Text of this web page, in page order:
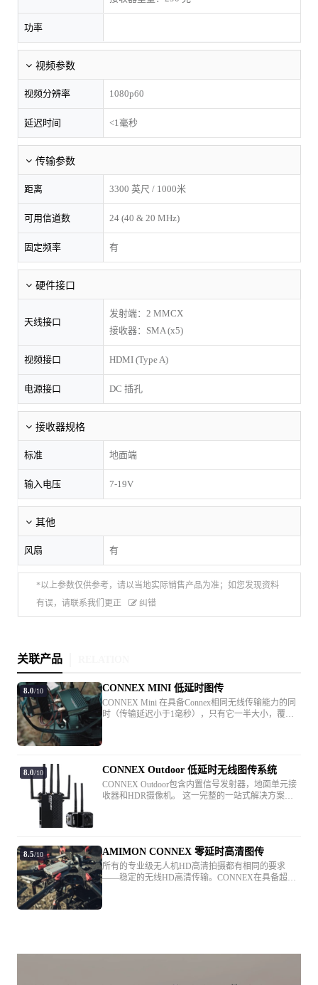
功率
视频参数
视频分辨率 1080p60
延迟时间 <1毫秒
传输参数
距离 3300 英尺 / 1000米
可用信道数 24 (40 & 20 MHz)
固定频率 有
硬件接口
天线接口
发射端：2 MMCX
接收器：SMA (x5)
视频接口 HDMI (Type A)
电源接口 DC 插孔
接收器规格
标准 地面端
输入电压 7-19V
其他
风扇 有
*以上参数仅供参考，请以当地实际销售产品为准；如您发现资料
有误，请联系我们更正
纠错
关联产品
8.0/10 CONNEX MINI 低延时图传
CONNEX Mini 在具备Connex相同无线传输能力的同
时（传输延迟小于1毫秒），只有它一半大小，覆盖
8.0/10 CONNEX Outdoor 低延时无线图传系统
CONNEX Outdoor包含内置信号发射器，地面单元接
收器和HDR摄像机。 这一完整的一站式解决方案旨
CONNEX Outdoor系统支持带有HDMI输出的视频传
输/接收，最远可达1000英尺（304米）
8.5/10 AMIMON CONNEX 零延时高清图传
所有的专业级无人机HD高清拍摄都有相同的要求
——稳定的无线HD高清传输。CONNEX在具备超高